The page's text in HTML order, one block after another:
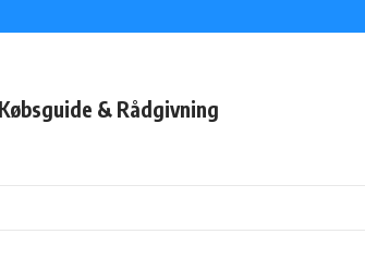
Købsguide & Rådgivning